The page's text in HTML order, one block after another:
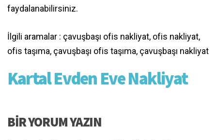
faydalanabilirsiniz.
İlgili aramalar : çavuşbaşı ofis nakliyat, ofis nakliyat,
ofis taşıma, çavuşbaşı ofis taşıma, çavuşbaşı nakliyat
Kartal Evden Eve Nakliyat
BIR YORUM YAZIN